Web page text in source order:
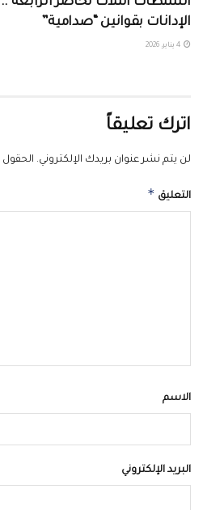
الإدانات بقوانين “صدامية”
اترك تعليقاً
لن يتم نشر عنوان بريدك الإلكتروني. الحقول
التعليق *
الاسم
البريد الإلكتروني